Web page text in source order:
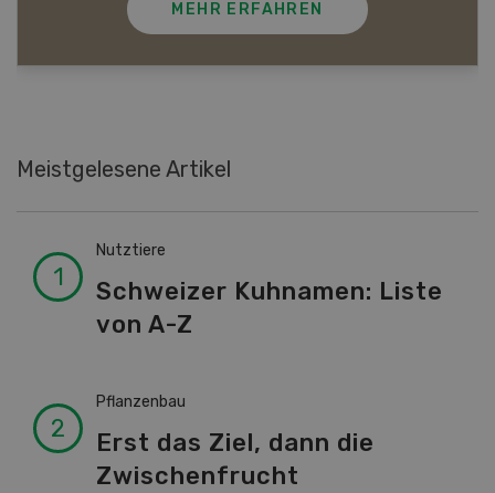
MEHR ERFAHREN
Meistgelesene Artikel
Nutztiere
Schweizer Kuhnamen: Liste
von A-Z
Pflanzenbau
Erst das Ziel, dann die
Zwischenfrucht